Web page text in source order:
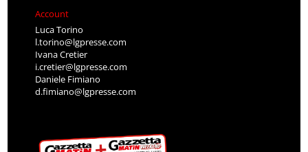
Account
Luca Torino
l.torino@lgpresse.com
Ivana Cretier
i.cretier@lgpresse.com
Daniele Fimiano
d.fimiano@lgpresse.com